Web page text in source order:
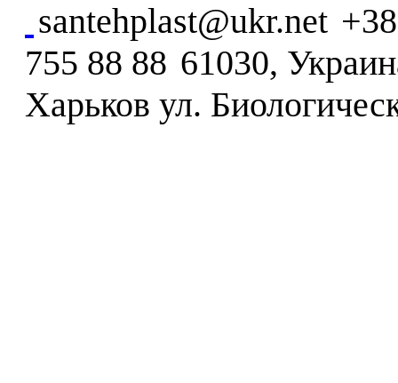
santehplast@ukr.net
755 88 88 61030,
Харьков ул.